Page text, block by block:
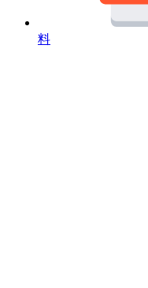
料